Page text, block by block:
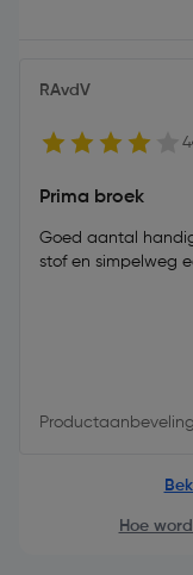
RAvdV
4
Prima broek
Goed aantal
stof en simpelweg
Hoe